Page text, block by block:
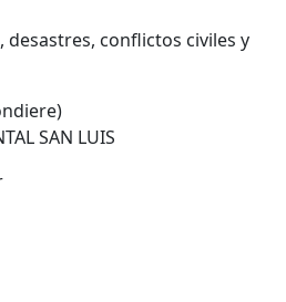
desastres, conflictos civiles y
SAN LUIS